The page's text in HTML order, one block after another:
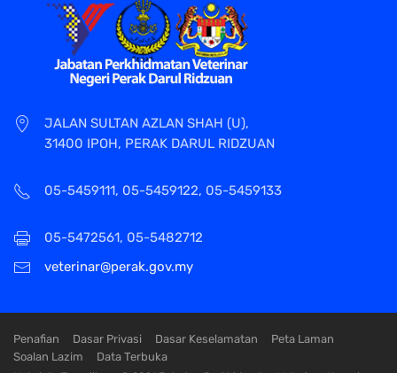
JALAN SULTAN AZLAN SHAH (U),
31400 IPOH, PERAK DARUL RIDZUAN
05-5459111, 05-5459122, 05-5459133
05-5472561, 05-5482712
veterinar@perak.gov.my
Penafian Dasar Privasi Dasar Keselamatan
Peta Laman
Soalan Lazim
Data Terbuka